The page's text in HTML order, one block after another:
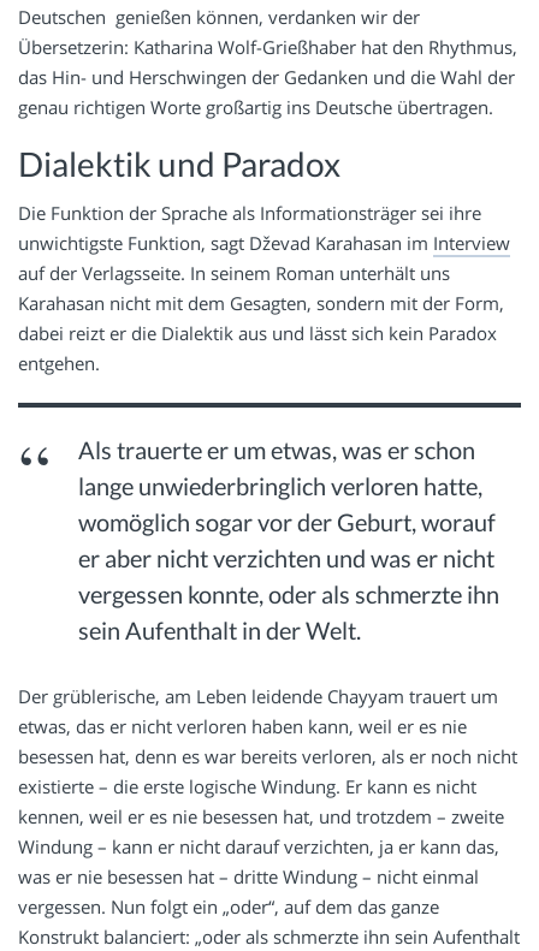
Deutschen genießen können, verdanken wir der
Übersetzerin: Katharina Wolf-Grießhaber hat den Rhythmus,
das Hin- und Herschwingen der Gedanken und die Wahl der
genau richtigen Worte großartig ins Deutsche übertragen.
Dialektik und Paradox
Die Funktion der Sprache als Informationsträger sei ihre
unwichtigste Funktion, sagt Dževad Karahasan im Interview
auf der Verlagsseite. In seinem Roman unterhält uns
Karahasan nicht mit dem Gesagten, sondern mit der Form,
dabei reizt er die Dialektik aus und lässt sich kein Paradox
entgehen.
Als trauerte er um etwas, was er schon
lange unwiederbringlich verloren hatte,
womöglich sogar vor der Geburt, worauf
er aber nicht verzichten und was er nicht
vergessen konnte, oder als schmerzte ihn
sein Aufenthalt in der Welt.
Der grüblerische, am Leben leidende Chayyam trauert um
etwas, das er nicht verloren haben kann, weil er es nie
besessen hat, denn es war bereits verloren, als er noch nicht
existierte – die erste logische Windung. Er kann es nicht
kennen, weil er es nie besessen hat, und trotzdem – zweite
Windung – kann er nicht darauf verzichten, ja er kann das,
was er nie besessen hat – dritte Windung – nicht einmal
vergessen. Nun folgt ein „oder“, auf dem das ganze
Konstrukt balanciert: „oder als schmerzte ihn sein Aufenthalt